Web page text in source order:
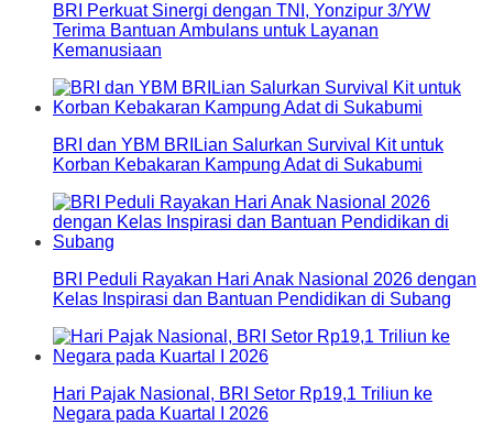
BRI Perkuat Sinergi dengan TNI, Yonzipur 3/YW
Terima Bantuan Ambulans untuk Layanan
Kemanusiaan
BRI dan YBM BRILian Salurkan Survival Kit untuk
Korban Kebakaran Kampung Adat di Sukabumi
BRI Peduli Rayakan Hari Anak Nasional 2026 dengan
Kelas Inspirasi dan Bantuan Pendidikan di Subang
Hari Pajak Nasional, BRI Setor Rp19,1 Triliun ke
Negara pada Kuartal I 2026